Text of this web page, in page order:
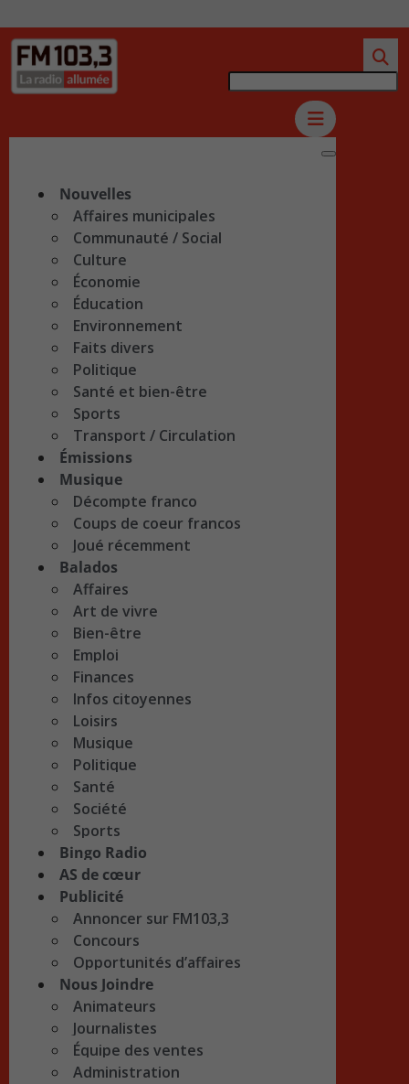
Nouvelles
Affaires municipales
Communauté / Social
Culture
Économie
Éducation
Environnement
Faits divers
Politique
Santé et bien-être
Sports
Transport / Circulation
Émissions
Musique
Décompte franco
Coups de coeur francos
Joué récemment
Balados
Affaires
Art de vivre
Bien-être
Emploi
Finances
Infos citoyennes
Loisirs
Musique
Politique
Santé
Société
Sports
Bingo Radio
AS de cœur
Publicité
Annoncer sur FM103,3
Concours
Opportunités d’affaires
Nous Joindre
Animateurs
Journalistes
Équipe des ventes
Administration